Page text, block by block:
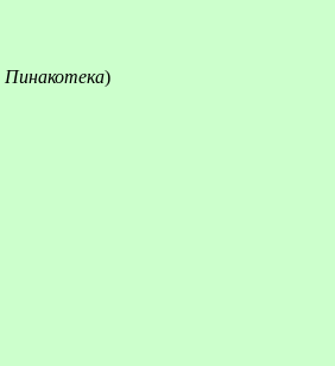
Пинакотека)